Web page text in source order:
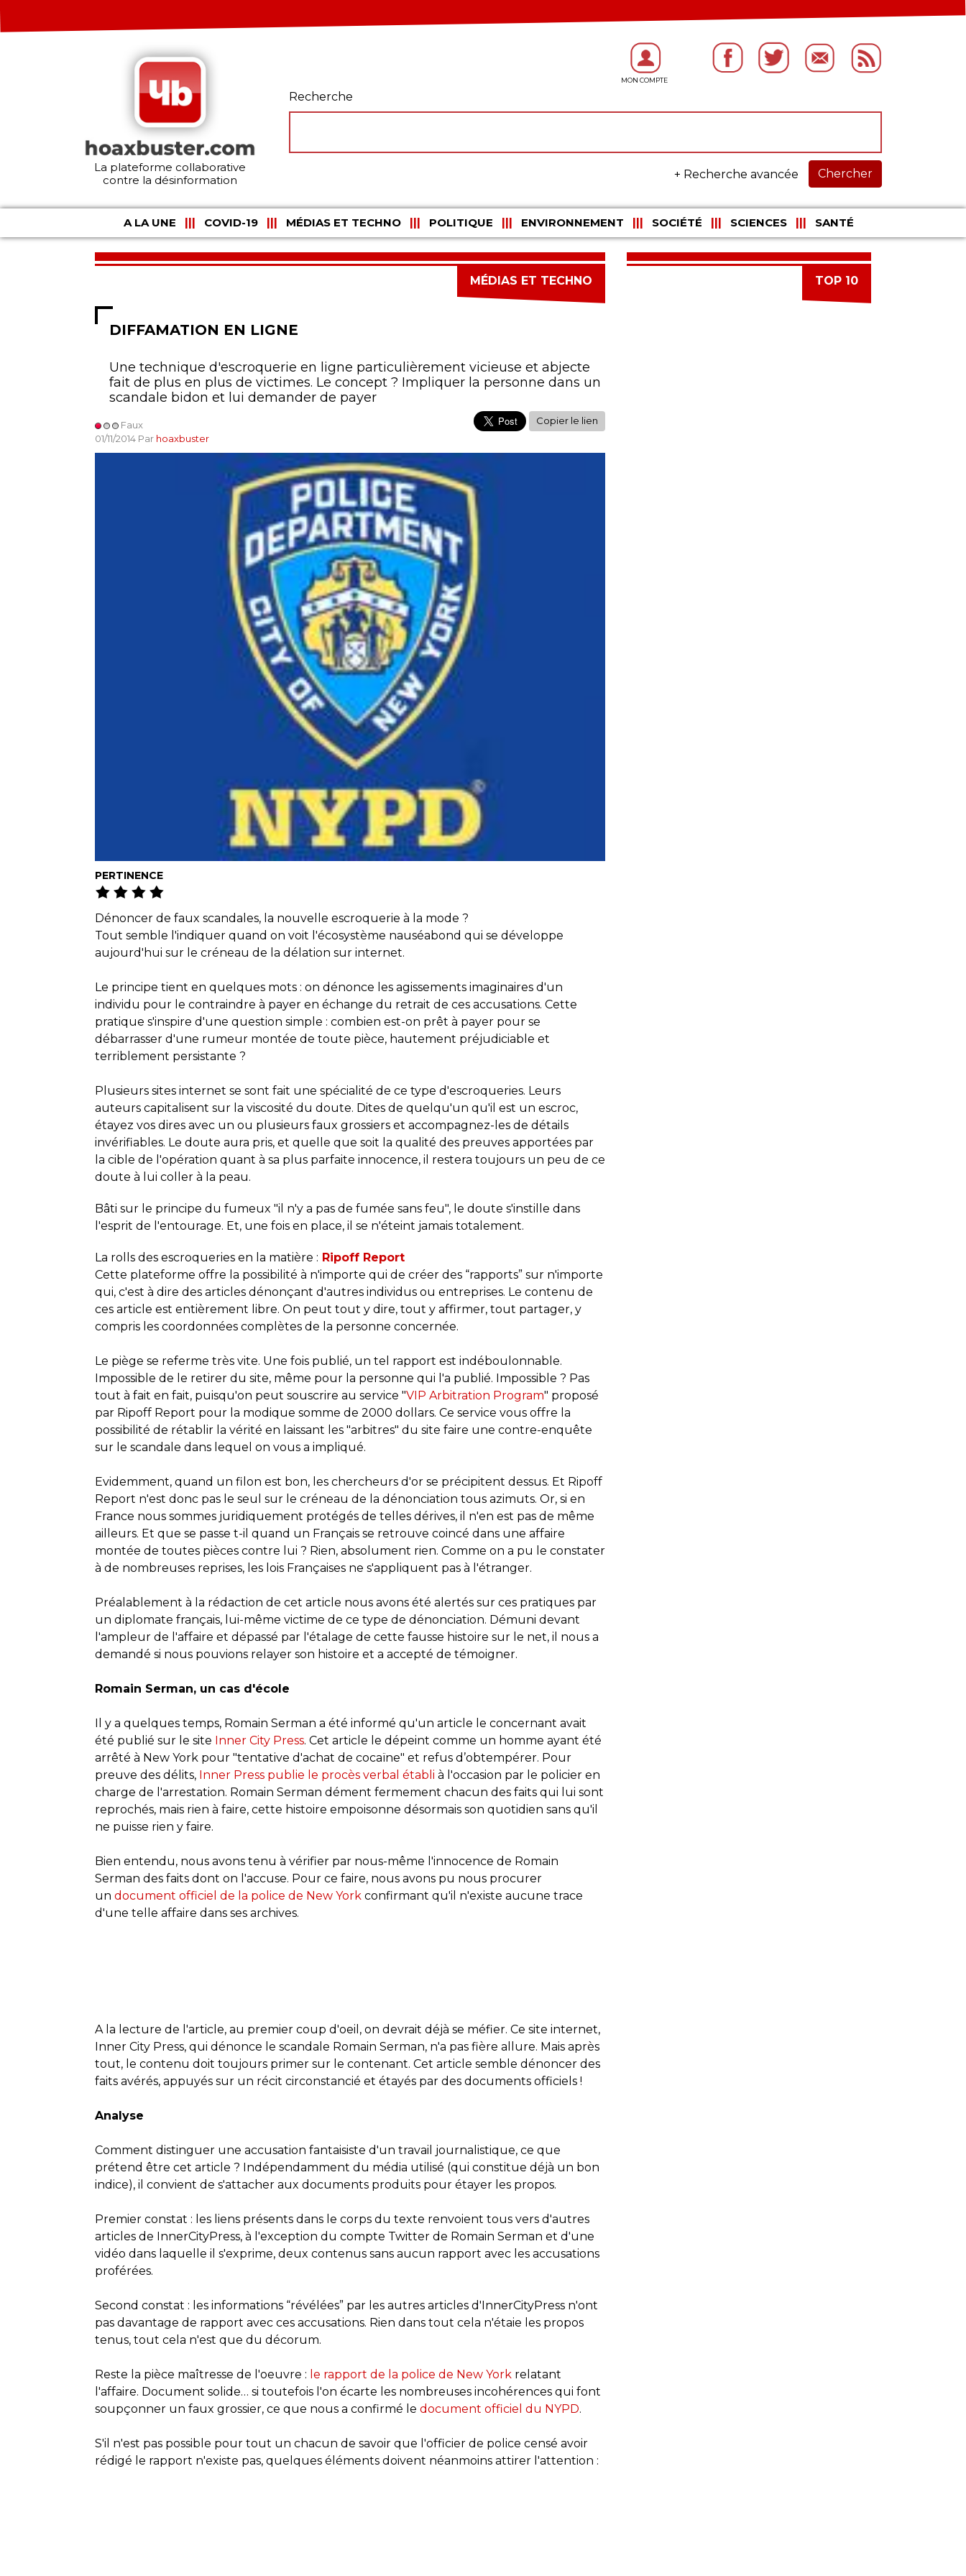
La plateforme collaborative
contre la désinformation
Recherche
Chercher
+ Recherche avancée
A LA UNE COVID-19 MÉDIAS ET TECHNO POLITIQUE ENVIRONNEMENT SOCIÉTÉ SCIENCES SANTÉ
MÉDIAS ET TECHNO
DIFFAMATION EN LIGNE
Une technique d'escroquerie en ligne particulièrement vicieuse et abjecte
fait de plus en plus de victimes. Le concept ? Impliquer la personne dans un
scandale bidon et lui demander de payer
Faux
01/11/2014 Par hoaxbuster
Copier le lien
PERTINENCE
Dénoncer de faux scandales, la nouvelle escroquerie à la mode ?
Tout semble l'indiquer quand on voit l'écosystème nauséabond qui se développe
aujourd'hui sur le créneau de la délation sur internet.
Le principe tient en quelques mots : on dénonce les agissements imaginaires d'un
individu pour le contraindre à payer en échange du retrait de ces accusations. Cette
pratique s'inspire d'une question simple : combien est-on prêt à payer pour se
débarrasser d'une rumeur montée de toute pièce, hautement préjudiciable et
terriblement persistante ?
Plusieurs sites internet se sont fait une spécialité de ce type d'escroqueries. Leurs
auteurs capitalisent sur la viscosité du doute. Dites de quelqu'un qu'il est un escroc,
étayez vos dires avec un ou plusieurs faux grossiers et accompagnez-les de détails
invérifiables. Le doute aura pris, et quelle que soit la qualité des preuves apportées par
la cible de l'opération quant à sa plus parfaite innocence, il restera toujours un peu de ce
doute à lui coller à la peau.
Bâti sur le principe du fumeux "il n'y a pas de fumée sans feu", le doute s'instille dans
l'esprit de l'entourage. Et, une fois en place, il se n'éteint jamais totalement.
La rolls des escroqueries en la matière : Ripoff Report
Cette plateforme offre la possibilité à n'importe qui de créer des “rapports” sur n'importe
qui, c'est à dire des articles dénonçant d'autres individus ou entreprises. Le contenu de
ces article est entièrement libre. On peut tout y dire, tout y affirmer, tout partager, y
compris les coordonnées complètes de la personne concernée.
Le piège se referme très vite. Une fois publié, un tel rapport est indéboulonnable.
Impossible de le retirer du site, même pour la personne qui l'a publié. Impossible ? Pas
tout à fait en fait, puisqu'on peut souscrire au service "VIP Arbitration Program" proposé
par Ripoff Report pour la modique somme de 2000 dollars. Ce service vous offre la
possibilité de rétablir la vérité en laissant les "arbitres" du site faire une contre-enquête
sur le scandale dans lequel on vous a impliqué.
Evidemment, quand un filon est bon, les chercheurs d'or se précipitent dessus. Et Ripoff
Report n'est donc pas le seul sur le créneau de la dénonciation tous azimuts. Or, si en
France nous sommes juridiquement protégés de telles dérives, il n'en est pas de même
ailleurs. Et que se passe t-il quand un Français se retrouve coincé dans une affaire
montée de toutes pièces contre lui ? Rien, absolument rien. Comme on a pu le constater
à de nombreuses reprises, les lois Françaises ne s'appliquent pas à l'étranger.
Préalablement à la rédaction de cet article nous avons été alertés sur ces pratiques par
un diplomate français, lui-même victime de ce type de dénonciation. Démuni devant
l'ampleur de l'affaire et dépassé par l'étalage de cette fausse histoire sur le net, il nous a
demandé si nous pouvions relayer son histoire et a accepté de témoigner.
Romain Serman, un cas d'école
Il y a quelques temps, Romain Serman a été informé qu'un article le concernant avait
été publié sur le site Inner City Press. Cet article le dépeint comme un homme ayant été
arrêté à New York pour "tentative d'achat de cocaïne" et refus d’obtempérer. Pour
preuve des délits, Inner Press publie le procès verbal établi à l'occasion par le policier en
charge de l'arrestation. Romain Serman dément fermement chacun des faits qui lui sont
reprochés, mais rien à faire, cette histoire empoisonne désormais son quotidien sans qu'il
ne puisse rien y faire.
Bien entendu, nous avons tenu à vérifier par nous-même l'innocence de Romain
Serman des faits dont on l'accuse. Pour ce faire, nous avons pu nous procurer
un document officiel de la police de New York confirmant qu'il n'existe aucune trace
d'une telle affaire dans ses archives.
A la lecture de l'article, au premier coup d'oeil, on devrait déjà se méfier. Ce site internet,
Inner City Press, qui dénonce le scandale Romain Serman, n'a pas fière allure. Mais après
tout, le contenu doit toujours primer sur le contenant. Cet article semble dénoncer des
faits avérés, appuyés sur un récit circonstancié et étayés par des documents officiels !
Analyse
Comment distinguer une accusation fantaisiste d'un travail journalistique, ce que
prétend être cet article ? Indépendamment du média utilisé (qui constitue déjà un bon
indice), il convient de s'attacher aux documents produits pour étayer les propos.
Premier constat : les liens présents dans le corps du texte renvoient tous vers d'autres
articles de InnerCityPress, à l'exception du compte Twitter de Romain Serman et d'une
vidéo dans laquelle il s'exprime, deux contenus sans aucun rapport avec les accusations
proférées.
Second constat : les informations “révélées” par les autres articles d'InnerCityPress n'ont
pas davantage de rapport avec ces accusations. Rien dans tout cela n'étaie les propos
tenus, tout cela n'est que du décorum.
Reste la pièce maîtresse de l'oeuvre : le rapport de la police de New York relatant
l'affaire. Document solide… si toutefois l'on écarte les nombreuses incohérences qui font
soupçonner un faux grossier, ce que nous a confirmé le document officiel du NYPD.
S'il n'est pas possible pour tout un chacun de savoir que l'officier de police censé avoir
rédigé le rapport n'existe pas, quelques éléments doivent néanmoins attirer l'attention :
TOP 10